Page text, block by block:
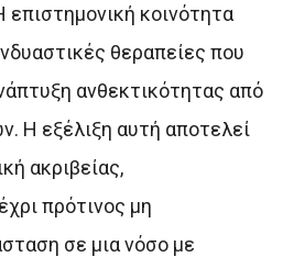
κοινότητα
θεραπείες που
ανθεκτικότητας από
Η εξέλιξη αυτή αποτελεί
ακριβείας,
πρότινος μη
σε μια νόσο με